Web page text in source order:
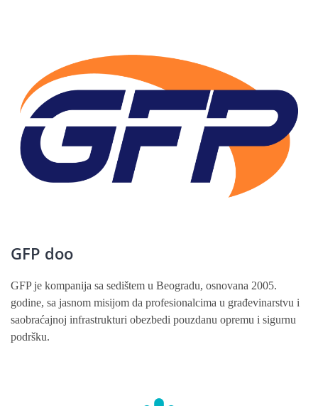
GFP doo
GFP je kompanija sa sedištem u Beogradu, osnovana 2005.
godine, sa jasnom misijom da profesionalcima u građevinarstvu i
saobraćajnoj infrastrukturi obezbedi pouzdanu opremu i sigurnu
podršku.